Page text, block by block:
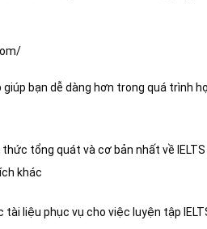
bạn dễ dàng hơn trong quá trình
thức tổng quát và cơ bản nhất về
khác
tài liệu phục vụ cho việc luyện tập
Dịch vụ hướng dẫn
Diện tích: